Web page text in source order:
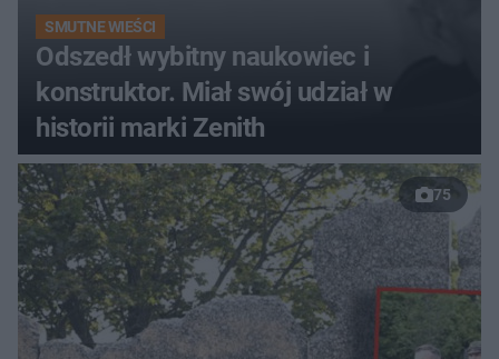
SMUTNE WIEŚCI
Odszedł wybitny naukowiec i
konstruktor. Miał swój udział w
historii marki Zenith
75